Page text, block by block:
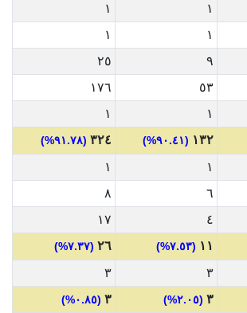
١
١
١
١
٩
٢٥
٥٣
١٧٦
١
١
١٣٢ (٩٠.٤١%) ٣٢٤ (٩١.٧٨%)
١
١
٦
٨
٤
١٧
١١ (٧.٥٣%) ٢٦ (٧.٣٧%)
٣
٣
٣ (٢.٠٥%) ٣ (٠.٨٥%)